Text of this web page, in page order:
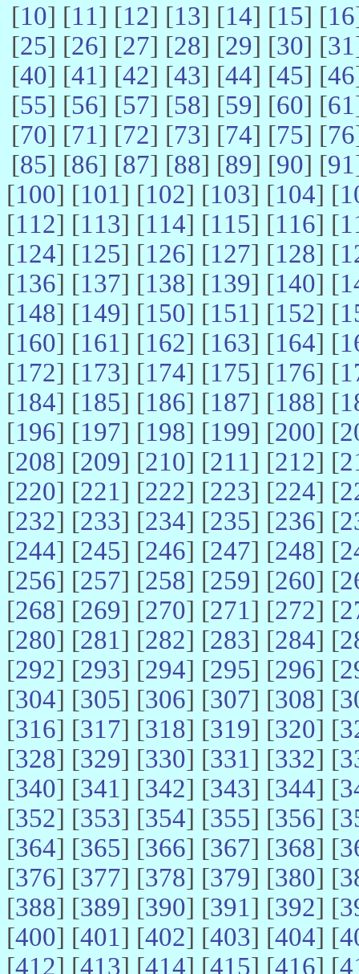
[10] [11] [12] [13] [14] [15] [16
[25] [26] [27] [28] [29] [30] [31
[40] [41] [42] [43] [44] [45] [46
[55] [56] [57] [58] [59] [60] [61
[70] [71] [72] [73] [74] [75] [76
[85] [86] [87] [88] [89] [90] [91
[100] [101] [102] [103] [104] [
[112] [113] [114] [115] [116] [
[124] [125] [126] [127] [128] [
[136] [137] [138] [139] [140] [
[148] [149] [150] [151] [152] [
[160] [161] [162] [163] [164] [
[172] [173] [174] [175] [176] [
[184] [185] [186] [187] [188] [
[196] [197] [198] [199] [200] [
[208] [209] [210] [211] [212] [
[220] [221] [222] [223] [224] [
[232] [233] [234] [235] [236] [
[244] [245] [246] [247] [248] [
[256] [257] [258] [259] [260] [
[268] [269] [270] [271] [272] [
[280] [281] [282] [283] [284] [
[292] [293] [294] [295] [296] [
[304] [305] [306] [307] [308] [
[316] [317] [318] [319] [320] [
[328] [329] [330] [331] [332] [
[340] [341] [342] [343] [344] [
[352] [353] [354] [355] [356] [
[364] [365] [366] [367] [368] [
[376] [377] [378] [379] [380] [
[388] [389] [390] [391] [392] [
[400] [401] [402] [403] [404] [
[412] [413] [414] [415] [416] [